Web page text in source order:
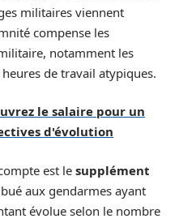
militaires viennent
compense les
notamment les
de travail atypiques.
le salaire pour un
d'évolution
est le supplément
aux gendarmes ayant
évolue selon le nombre